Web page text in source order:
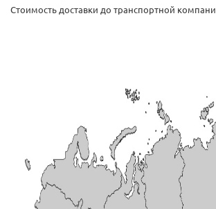
Стоимость доставки до транспортной